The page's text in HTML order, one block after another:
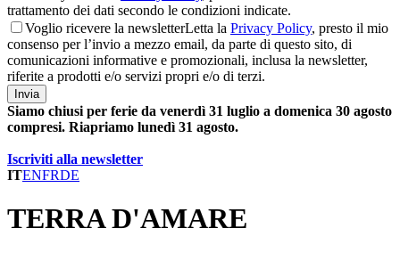
trattamento dei dati secondo le condizioni indicate.
Voglio ricevere la newsletterLetta la Privacy Policy, presto il mio
consenso per l’invio a mezzo email, da parte di questo sito, di
comunicazioni informative e promozionali, inclusa la newsletter,
riferite a prodotti e/o servizi propri e/o di terzi.
Invia
Siamo chiusi per ferie da venerdì 31 luglio a domenica 30 agosto
compresi. Riapriamo lunedì 31 agosto.
Iscriviti alla newsletter
ITENFRDE
TERRA D'AMARE